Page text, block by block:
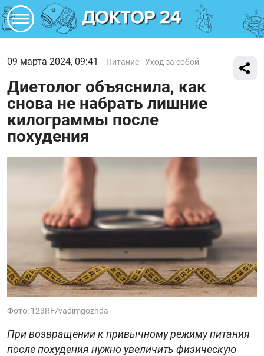
09 марта 2024, 09:41 Питание Уход за собой
Диетолог объяснила, как
снова не набрать лишние
килограммы после
похудения
Фото: 123RF/vadimgozhda
При возвращении к привычному режиму питания
после похудения нужно увеличить физическую